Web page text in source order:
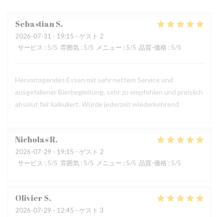
SebastianS
2026-07-31 - 19:15 - ゲスト 2
サービス : 5/5 雰囲気 : 5/5 メニュー : 5/5 品質-価格 : 5/5
Hervorragendes Essen mit sehr nettem Service und
ausgefallener Bierbegleitung, sehr zu empfehlen und preislich
absolut fair kalkuliert. Würde jederzeit wiederkehrend
NicholasR
2026-07-29 - 19:15 - ゲスト 2
サービス : 5/5 雰囲気 : 5/5 メニュー : 5/5 品質-価格 : 5/5
Olivier S
2026-07-29 - 12:45 - ゲスト 3